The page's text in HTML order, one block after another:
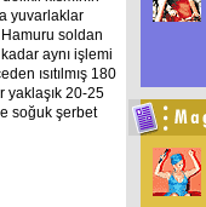
yuvarlaklar
Hamuru soldan
aynı işlemi
ısıtılmış 180
yaklaşık 20-25
soğuk şerbet